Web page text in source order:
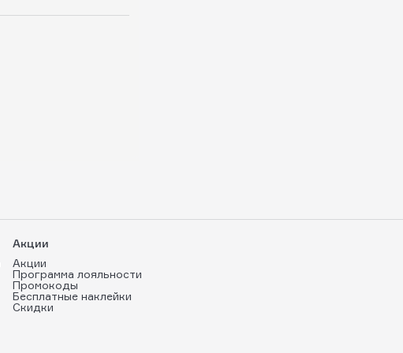
Акции
Акции
Программа лояльности
Промокоды
Бесплатные наклейки
Скидки